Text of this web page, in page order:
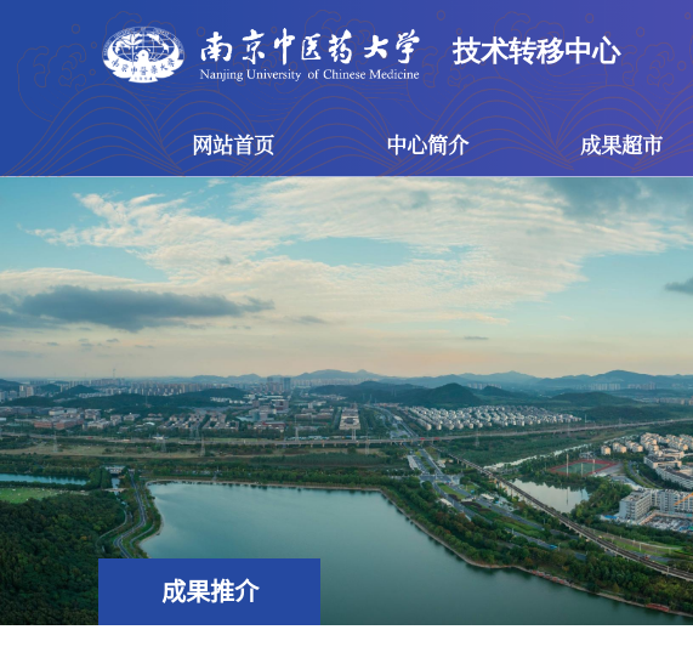
技术转移中心
网站首页 中心简介 成果超市
网站首页 中心简介
技术转移中心
概念验证中心
成果超市
专利成果
成果推介